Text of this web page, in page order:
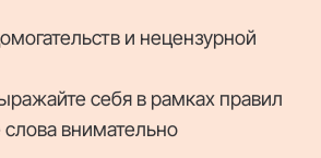
и нецензурной
себя в рамках правил
внимательно